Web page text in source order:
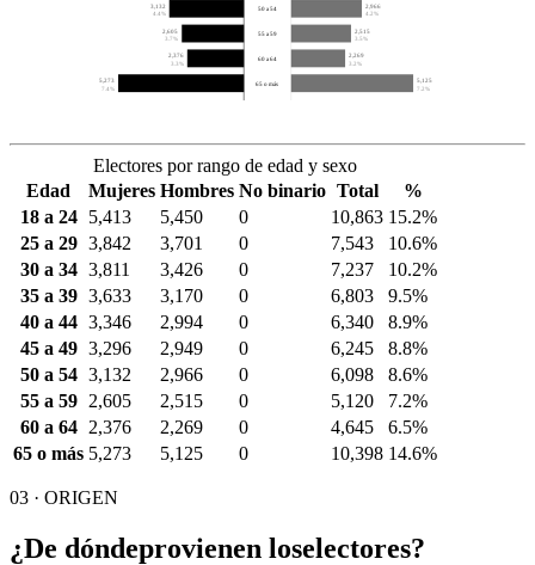
3,132
4.4%
2,966
4.2%
50 a 54
2,605
3.7%
2,515
3.5%
55 a 59
2,376
3.3%
2,269
3.2%
60 a 64
5,273
7.4%
5,125
7.2%
65 o más
Electores por rango de edad y sexo
Edad
Mujeres Hombres No binario Total
%
18 a 24
5,413 5,450 0 10,863 15.2%
25 a 29 3,842 3,701 0 7,543
10.6%
30 a 34 3,811 3,426 0 7,237
10.2%
35 a 39 3,633 3,170 0 6,803
9.5%
40 a 44 3,346 2,994 0 6,340
8.9%
45 a 49 3,296 2,949 0 6,245
8.8%
50 a 54 3,132 2,966 0 6,098
8.6%
55 a 59
2,605 2,515 0 5,120
7.2%
60 a 64
2,376 2,269 0 4,645
6.5%
65 o más 5,273 5,125 0 10,398 14.6%
03 · ORIGEN
¿De dóndeprovienen loselectores?